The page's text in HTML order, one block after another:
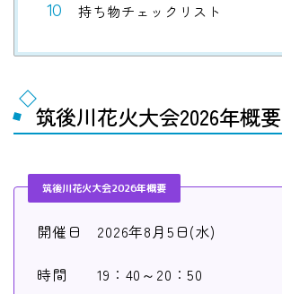
持ち物チェックリスト
筑後川花火大会2026年概要
筑後川花火大会2026年概要
開催日 2026年8月5日(水)
時間 19：40～20：50